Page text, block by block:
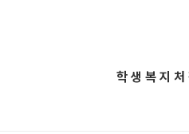
학 생 복 지 처